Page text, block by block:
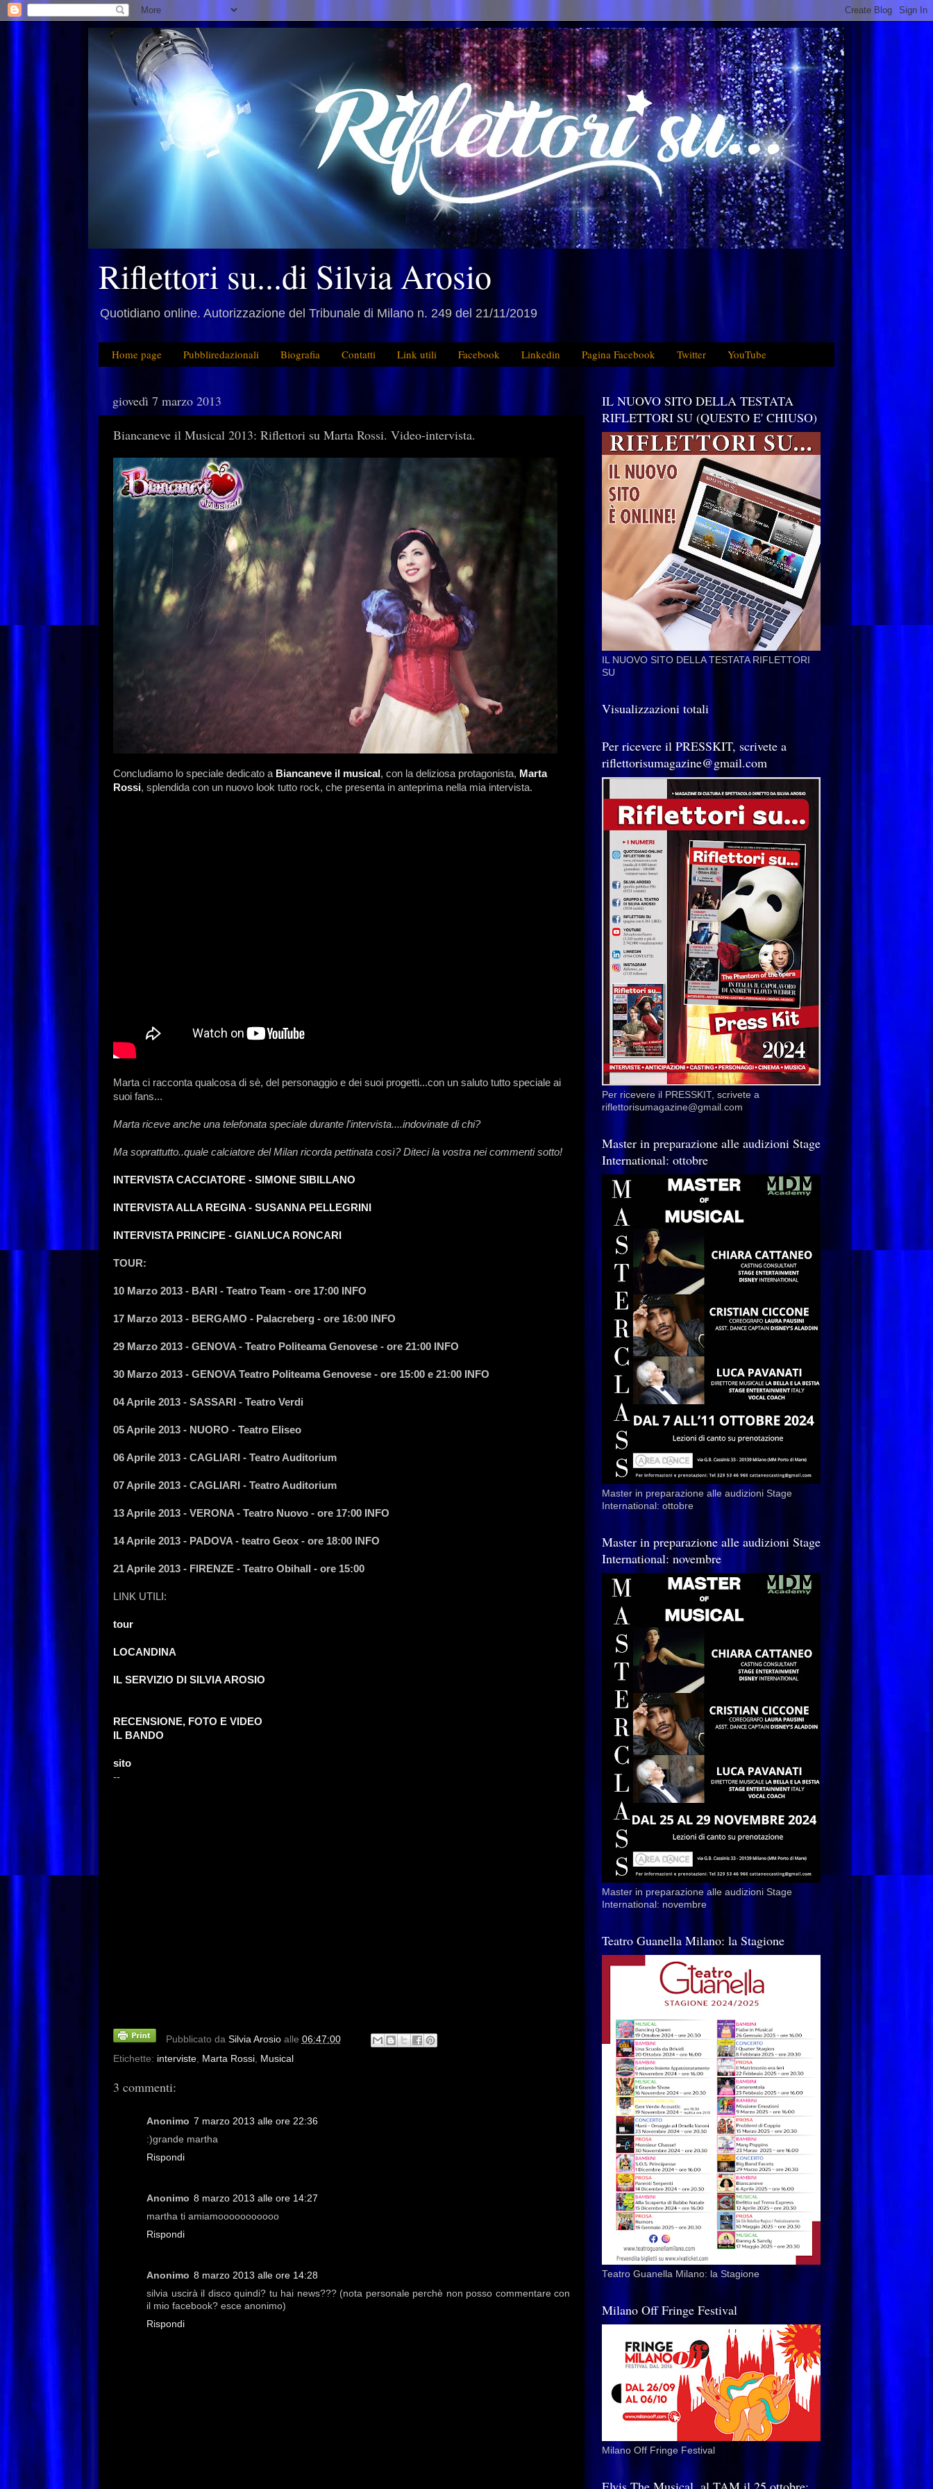
Riflettori su...di Silvia Arosio
Quotidiano online. Autorizzazione del Tribunale di Milano n. 249 del 21/11/2019
Home page Pubbliredazionali Biografia Contatti Link utili Facebook Linkedin Pagina Facebook Twitter YouTube
giovedì 7 marzo 2013
Biancaneve il Musical 2013: Riflettori su Marta Rossi. Video-intervista.
Concludiamo lo speciale dedicato a Biancaneve il musical , con la deliziosa protagonista, Marta
Rossi, splendida con un nuovo look tutto rock, che presenta in anteprima nella mia intervista.
Marta ci racconta qualcosa di sè, del personaggio e dei suoi progetti...con un saluto tutto speciale ai
suoi fans...
Marta riceve anche una telefonata speciale durante l'intervista....indovinate di chi?
Ma soprattutto..quale calciatore del Milan ricorda pettinata così? Diteci la vostra nei commenti sotto!
INTERVISTA CACCIATORE - SIMONE SIBILLANO
INTERVISTA ALLA REGINA - SUSANNA PELLEGRINI
INTERVISTA PRINCIPE - GIANLUCA RONCARI
TOUR:
10 Marzo 2013 - BARI - Teatro Team - ore 17:00 INFO
17 Marzo 2013 - BERGAMO - Palacreberg - ore 16:00 INFO
29 Marzo 2013 - GENOVA - Teatro Politeama Genovese - ore 21:00 INFO
30 Marzo 2013 - GENOVA Teatro Politeama Genovese - ore 15:00 e 21:00 INFO
04 Aprile 2013 - SASSARI - Teatro Verdi
05 Aprile 2013 - NUORO - Teatro Eliseo
06 Aprile 2013 - CAGLIARI - Teatro Auditorium
07 Aprile 2013 - CAGLIARI - Teatro Auditorium
13 Aprile 2013 - VERONA - Teatro Nuovo - ore 17:00 INFO
14 Aprile 2013 - PADOVA - teatro Geox - ore 18:00 INFO
21 Aprile 2013 - FIRENZE - Teatro Obihall - ore 15:00
LINK UTILI:
tour
LOCANDINA
IL SERVIZIO DI SILVIA AROSIO
RECENSIONE, FOTO E VIDEO
IL BANDO
sito
--
Pubblicato da Silvia Arosio alle 06:47:00
Etichette: interviste Marta Rossi Musical
3 commenti:
Anonimo 7 marzo 2013 alle ore 22:36
:)grande martha
Rispondi
Anonimo 8 marzo 2013 alle ore 14:27
martha ti amiamooooooooooo
Rispondi
Anonimo 8 marzo 2013 alle ore 14:28
silvia uscirà il disco quindi? tu hai news??? (nota personale perchè non posso commentare con
il mio facebook? esce anonimo)
Rispondi
IL NUOVO SITO DELLA TESTATA
RIFLETTORI SU (QUESTO E' CHIUSO)
IL NUOVO SITO DELLA TESTATA RIFLETTORI
SU
Visualizzazioni totali
Per ricevere il PRESSKIT, scrivete a
riflettorisumagazine@gmail.com
Per ricevere il PRESSKIT, scrivete a
riflettorisumagazine@gmail.com
Master in preparazione alle audizioni Stage
International: ottobre
Master in preparazione alle audizioni Stage
International: ottobre
Master in preparazione alle audizioni Stage
International: novembre
Master in preparazione alle audizioni Stage
International: novembre
Teatro Guanella Milano: la Stagione
Teatro Guanella Milano: la Stagione
Milano Off Fringe Festival
Milano Off Fringe Festival